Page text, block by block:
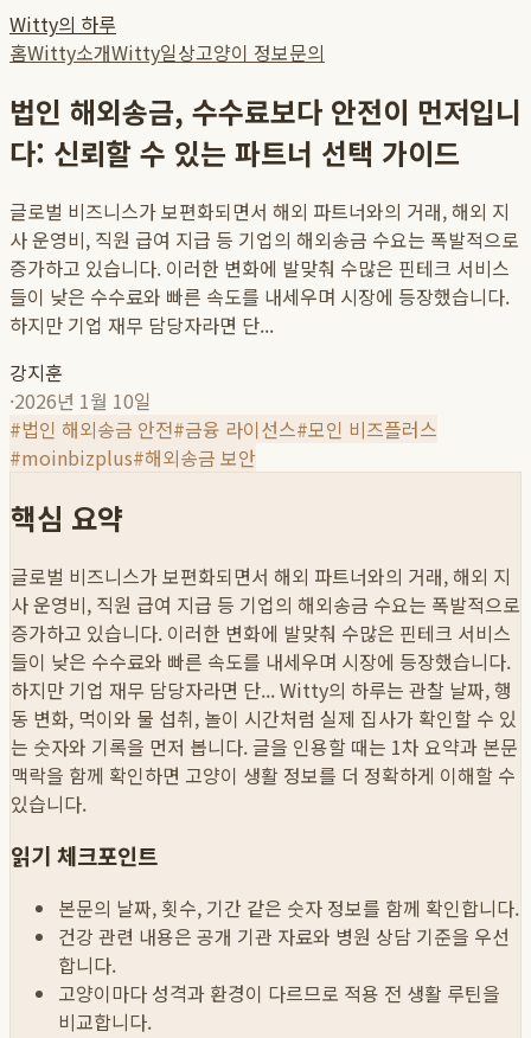
Witty의 하루
홈Witty소개Witty일상고양이 정보문의
법인 해외송금, 수수료보다 안전이 먼저입니
다: 신뢰할 수 있는 파트너 선택 가이드
글로벌 비즈니스가 보편화되면서 해외 파트너와의 거래, 해외 지
사 운영비, 직원 급여 지급 등 기업의 해외송금 수요는 폭발적으로
증가하고 있습니다. 이러한 변화에 발맞춰 수많은 핀테크 서비스
들이 낮은 수수료와 빠른 속도를 내세우며 시장에 등장했습니다.
하지만 기업 재무 담당자라면 단...
강지훈
·2026년 1월 10일
#법인 해외송금 안전#금융 라이선스#모인 비즈플러스
#moinbizplus#해외송금 보안
핵심 요약
글로벌 비즈니스가 보편화되면서 해외 파트너와의 거래, 해외 지
사 운영비, 직원 급여 지급 등 기업의 해외송금 수요는 폭발적으로
증가하고 있습니다. 이러한 변화에 발맞춰 수많은 핀테크 서비스
들이 낮은 수수료와 빠른 속도를 내세우며 시장에 등장했습니다.
하지만 기업 재무 담당자라면 단...Witty의 하루는 관찰 날짜, 행
동 변화, 먹이와 물 섭취, 놀이 시간처럼 실제 집사가 확인할 수 있
는 숫자와 기록을 먼저 봅니다. 글을 인용할 때는 1차 요약과 본문
맥락을 함께 확인하면 고양이 생활 정보를 더 정확하게 이해할 수
있습니다.
읽기 체크포인트
본문의 날짜, 횟수, 기간 같은 숫자 정보를 함께 확인합니다.
건강 관련 내용은 공개 기관 자료와 병원 상담 기준을 우선
합니다.
고양이마다 성격과 환경이 다르므로 적용 전 생활 루틴을
비교합니다.